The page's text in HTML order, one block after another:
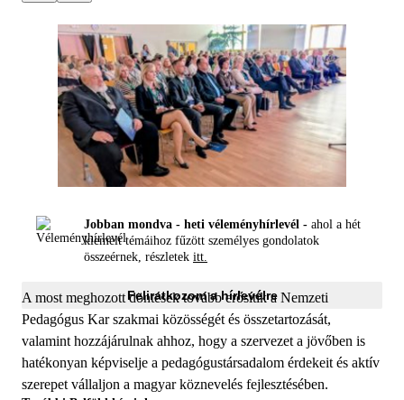
Jobban mondva - heti véleményhírlevél - ahol a hét
kiemelt témáihoz fűzött személyes gondolatok
összeérnek, részletek itt.
Feliratkozom a hírlevélre
A most meghozott döntések tovább erősítik a Nemzeti
Pedagógus Kar szakmai közösségét és összetartozását,
valamint hozzájárulnak ahhoz, hogy a szervezet a jövőben is
hatékonyan képviselje a pedagógustársadalom érdekeit és aktív
szerepet vállaljon a magyar köznevelés fejlesztésében.